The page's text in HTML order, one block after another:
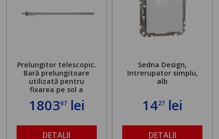
Prelungitor telescopic.
Bară prelungitoare
utilizată pentru
fixarea pe sol a
găurit în locul
maximă admisă de 500
180367lei
DETALII
Sedna Design,
Intrerupator simplu,
alb
1427 lei
DETALII